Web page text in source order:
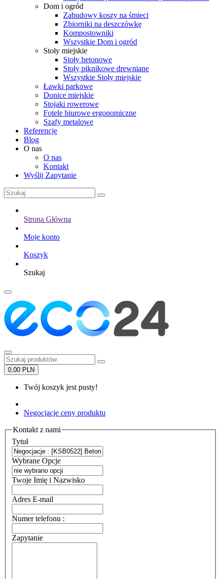
Dom i ogród
Zabudowy koszy na śmieci
Zbiorniki na deszczówkę
Kompostowniki
Wszystkie Dom i ogród
Stoły miejskie
Stoły betonowe
Stoły piknikowe drewniane
Wszystkie Stoły miejskie
Ławki parkowe
Donice miejskie
Stojaki rowerowe
Fotele biurowe ergonomiczne
Szafy metalowe
Referencje
Blog
O nas
O nas
Kontakt
Wyślij Zapytanie
Strona Główna
Moje konto
Koszyk
Szukaj
0,00 PLN
Twój koszyk jest pusty!
Negocjacje ceny produktu
Kontakt z nami
Tytuł
Wybrane Opcje
Twoje Imię i Nazwisko
Adres E-mail
Numer telefonu :
Zapytanie